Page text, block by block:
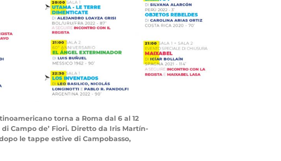
torna a Roma dal 6 al 12
Campo de’ Fiori. Diretto da Iris Martín-
le tappe estive di Campobasso,